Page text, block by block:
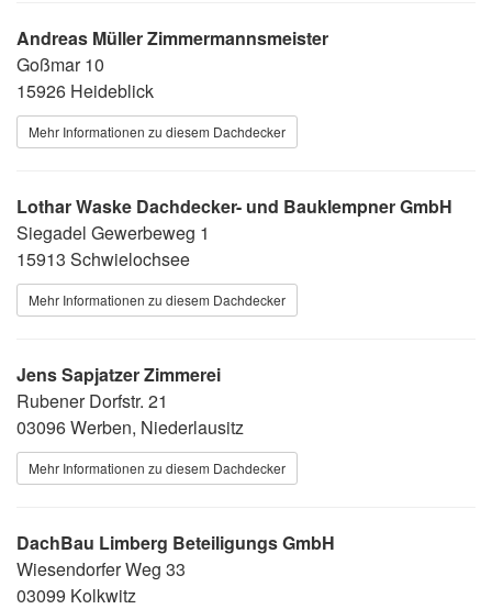
Andreas Müller Zimmermannsmeister
Goßmar 10
15926 Heideblick
Mehr Informationen zu diesem Dachdecker
Lothar Waske Dachdecker- und Bauklempner GmbH
Siegadel Gewerbeweg 1
15913 Schwielochsee
Mehr Informationen zu diesem Dachdecker
Jens Sapjatzer Zimmerei
Rubener Dorfstr. 21
03096 Werben, Niederlausitz
Mehr Informationen zu diesem Dachdecker
DachBau Limberg Beteiligungs GmbH
Wiesendorfer Weg 33
03099 Kolkwitz